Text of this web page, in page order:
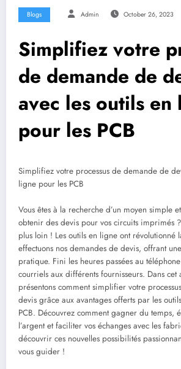
Blogs Admin October 26, 2023
Simplifiez votre
de demande de
avec les outils en
pour les PCB
Simplifiez votre processus de demande de
ligne pour les PCB
Vous êtes à la recherche d’un moyen simple
obtenir des devis pour vos circuits imprimés
plus loin ! Les outils en ligne ont révolutionné
effectuons nos demandes de devis, offrant
pratique. Fini les heures passées au
courriels aux différents fournisseurs. Dans cet
présentons comment simplifier votre
devis grâce aux avantages offerts par les
PCB. Découvrez comment gagner du temps,
l’argent et faciliter vos échanges avec les
découvrir ces nouvelles possibilités
vous guider !